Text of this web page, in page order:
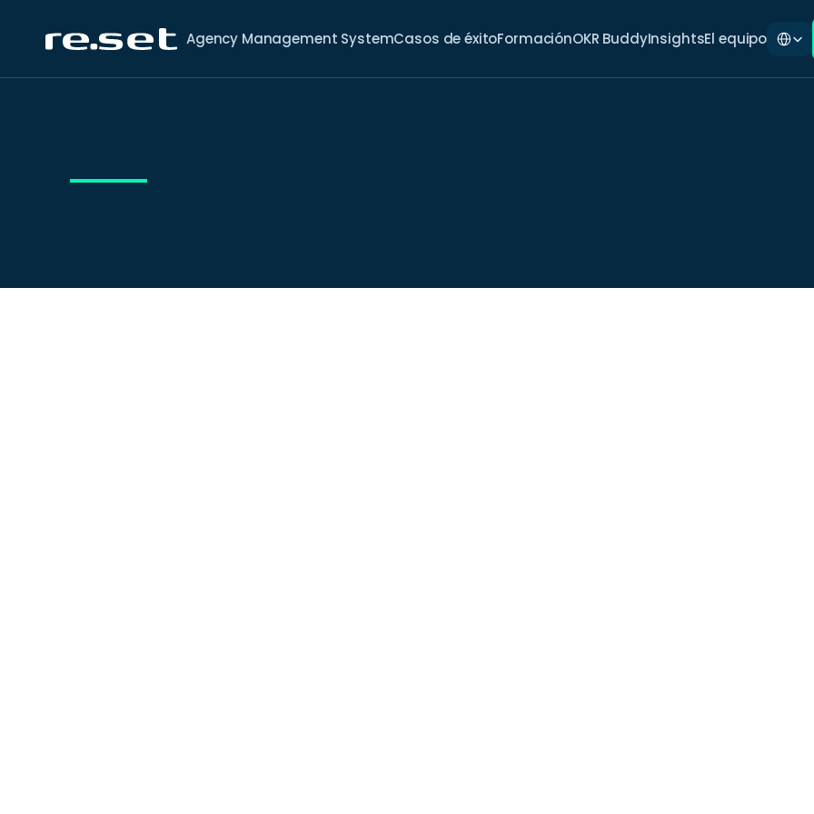
Agency Management SystemCasos de éxitoFormaciónOKR BuddyInsightsEl equipo
Select